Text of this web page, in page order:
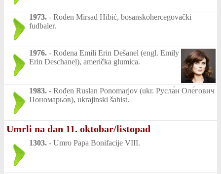
1973. - Rođen Mirsad Hibić, bosanskohercegovački
fudbaler.
1976. - Rođena Emili Erin Dešanel (engl. Emily
Erin Deschanel), američka glumica.
1983. - Rođen Ruslan Ponomarjov (ukr. Русла́н Оле́гович
Пономарьо́в), ukrajinski šahist.
Umrli na dan 11. oktobar/listopad
1303. - Umro Papa Bonifacije VIII.